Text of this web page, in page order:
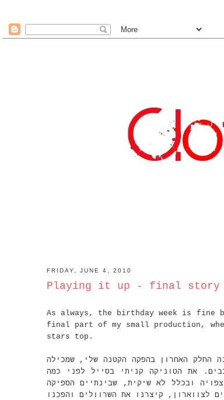
FRIDAY, JUNE 4, 2010
Playing it up - final story
As always, the birthday week is fine
final part of my small production,
stars top.
החלק האחרון בהפקה הקטנה שלי, שמכילה
את הטוניקה קניתי בסייל לפני כמה
ובכלל לא שיקית, שבינתיים הספיקה
לצווארון, קיצרנו את השרוולים והפכנו